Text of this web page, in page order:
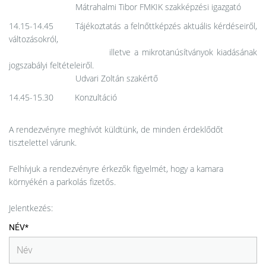
Mátrahalmi Tibor FMKIK szakképzési igazgató
14.15-14.45 Tájékoztatás a felnőttképzés aktuális kérdéseiről,
változásokról,
illetve a mikrotanúsítványok kiadásának
jogszabályi feltételeiről.
Udvari Zoltán szakértő
14.45-15.30 Konzultáció
A rendezvényre meghívót küldtünk, de minden érdeklődőt
tisztelettel várunk.
Felhívjuk a rendezvényre érkezők figyelmét, hogy a kamara
környékén a parkolás fizetős.
Jelentkezés:
NÉV*